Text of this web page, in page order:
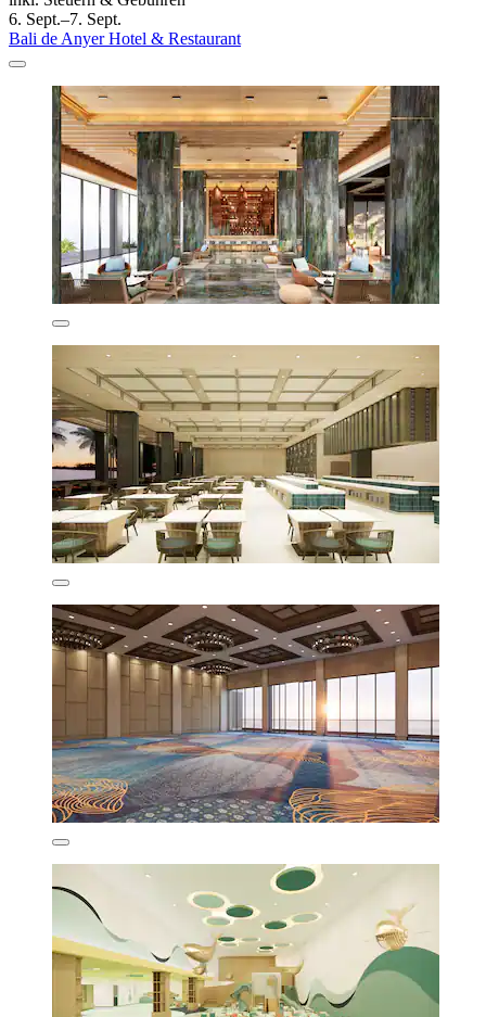
6. Sept.–7. Sept.
Bali de Anyer Hotel & Restaurant